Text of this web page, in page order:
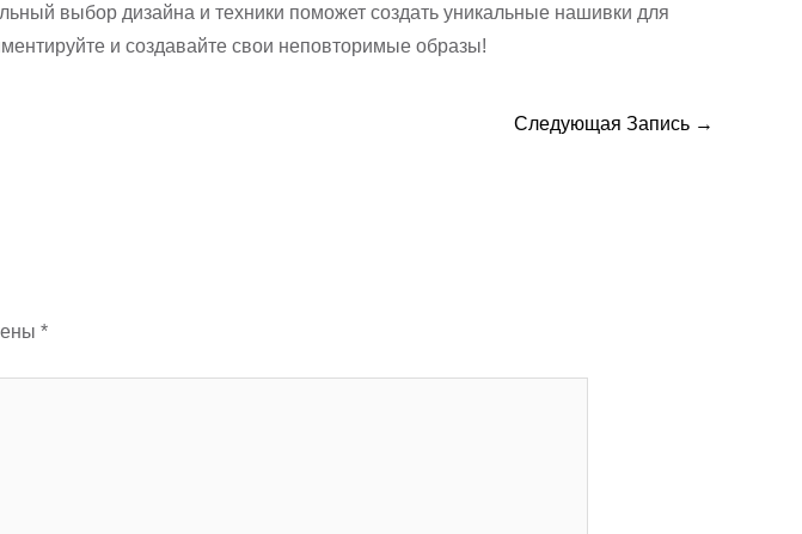
выбор дизайна и техники поможет создать уникальные нашивки для
и создавайте свои неповторимые образы!
Следующая Запись →
*